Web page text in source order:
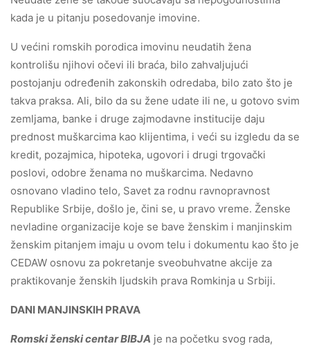
kada je u pitanju posedovanje imovine.
U većini romskih porodica imovinu neudatih žena
kontrolišu njihovi očevi ili braća, bilo zahvaljujući
postojanju određenih zakonskih odredaba, bilo zato što je
takva praksa. Ali, bilo da su žene udate ili ne, u gotovo svim
zemljama, banke i druge zajmodavne institucije daju
prednost muškarcima kao klijentima, i veći su izgledu da se
kredit, pozajmica, hipoteka, ugovori i drugi trgovački
poslovi, odobre ženama no muškarcima. Nedavno
osnovano vladino telo, Savet za rodnu ravnopravnost
Republike Srbije, došlo je, čini se, u pravo vreme. Ženske
nevladine organizacije koje se bave ženskim i manjinskim
ženskim pitanjem imaju u ovom telu i dokumentu kao što je
CEDAW osnovu za pokretanje sveobuhvatne akcije za
praktikovanje ženskih ljudskih prava Romkinja u Srbiji.
DANI MANJINSKIH PRAVA
Romski ženski centar BIBJA je na početku svog rada,